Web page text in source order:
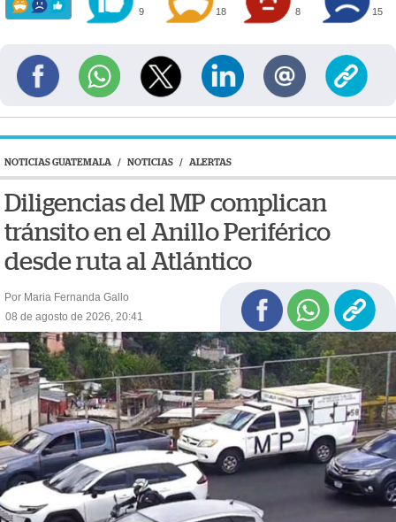
9 18 8 15
NOTICIAS GUATEMALA / NOTICIAS / ALERTAS
Diligencias del MP complican
tránsito en el Anillo Periférico
desde ruta al Atlántico
Por Maria Fernanda Gallo
08 de agosto de 2026, 20:41